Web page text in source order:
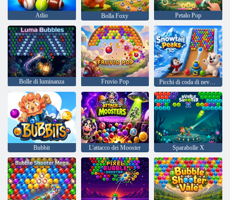
Atlio Bolla Foxy Petalo Pop
Bolle di luminanza Fruvio Pop Picchi di coda di neve 3D
Bubbit L'attacco dei Mooster Sparabolle X